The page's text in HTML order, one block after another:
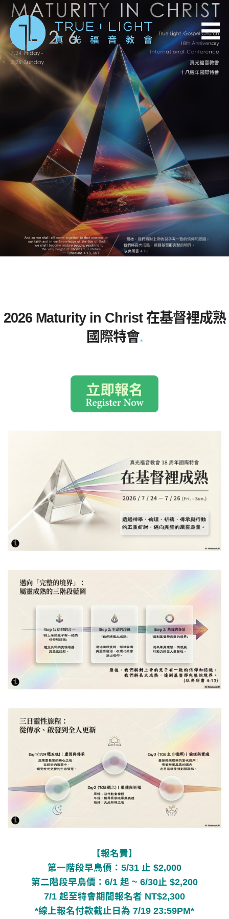
移至主內容
☰
2026 Maturity in Christ 在基督裡成熟
國際特會.
【報名費】
第一階段早鳥價：5/31 止 $2,000
第二階段早鳥價：6/1 起 ~ 6/30止 $2,200
7/1 起至特會期間報名者 NT$2,300
*線上報名付款截止日為 7/19 23:59PM*